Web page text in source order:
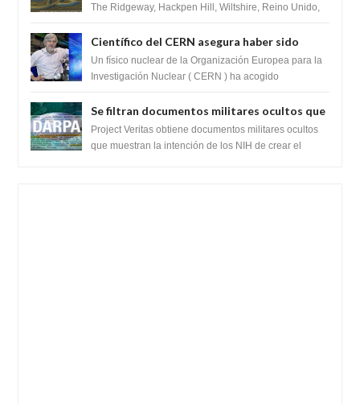
The Ridgeway, Hackpen Hill, Wiltshire, Reino Unido,
Científico del CERN asegura haber sido
ayudado por seres de luz durante una
prueba del Colisionador de Hadrones
Un físico nuclear de la Organización Europea para la
Investigación Nuclear ( CERN ) ha acogido
Se filtran documentos militares ocultos que
muestran la intención de los NIH de crear el
SARS-CoV-2, utilizando la investigación de
Project Veritas obtiene documentos militares ocultos
que muestran la intención de los NIH de crear el